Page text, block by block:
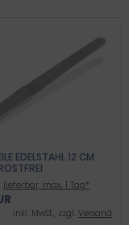
EDELSTAHL 12 CM
lieferbar, max. 1 Tag*
inkl .MwSt., zzgl. Versand